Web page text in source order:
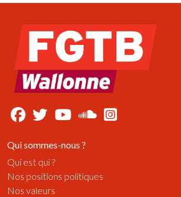
Qui sommes-nous ?
Qui est qui ?
Nos positions politiques
Nos valeurs